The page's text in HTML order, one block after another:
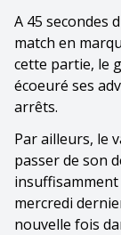
A 45 secondes
match en
cette partie, le
écoeuré ses
arrêts.
Par ailleurs, le
passer de son
mercredi
nouvelle fois